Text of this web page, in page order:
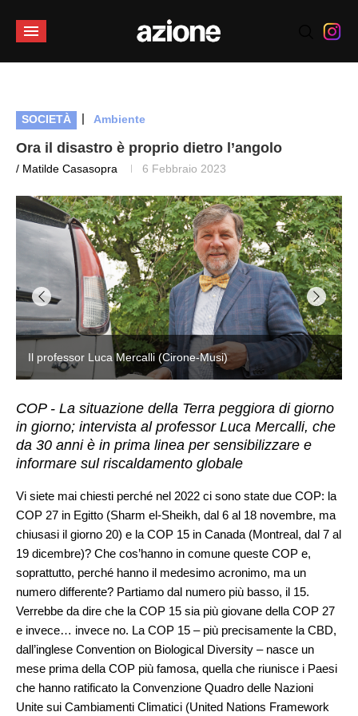
SOCIETÀ | Ambiente
Ora il disastro è proprio dietro l’angolo
/ Matilde Casasopra 6 Febbraio 2023
Il professor Luca Mercalli (Cirone-Musi)
COP - La situazione della Terra peggiora di giorno
in giorno; intervista al professor Luca Mercalli, che
da 30 anni è in prima linea per sensibilizzare e
informare sul riscaldamento globale
Vi siete mai chiesti perché nel 2022 ci sono state due COP: la
COP 27 in Egitto (Sharm el-Sheikh, dal 6 al 18 novembre, ma
chiusasi il giorno 20) e la COP 15 in Canada (Montreal, dal 7 al
19 dicembre)? Che cos’hanno in comune queste COP e,
soprattutto, perché hanno il medesimo acronimo, ma un
numero differente? Partiamo dal numero più basso, il 15.
Verrebbe da dire che la COP 15 sia più giovane della COP 27
e invece… invece no. La COP 15 – più precisamente la CBD,
dall’inglese Convention on Biological Diversity – nasce un
mese prima della COP più famosa, quella che riunisce i Paesi
che hanno ratificato la Convenzione Quadro delle Nazioni
Unite sui Cambiamenti Climatici (United Nations Framework